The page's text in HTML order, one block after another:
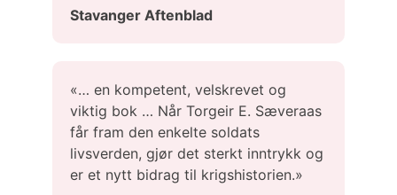
Stavanger Aftenblad
«… en kompetent, velskrevet og
viktig bok … Når Torgeir E. Sæveraas
får fram den enkelte soldats
livsverden, gjør det sterkt inntrykk og
er et nytt bidrag til krigshistorien.»